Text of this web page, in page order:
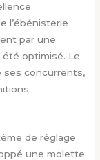
l’ébénisterie
par une
optimisé. Le
ses concurrents,
de réglage
une molette